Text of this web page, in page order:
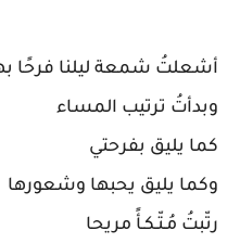
أشعلتُ شمعة ليلنا فرحًا
وبدأتُ ترتيب المساء
كما يليق بفرحتي
وكما يليق يحبها وشعورها
رتّبتُ مُـتّـكـأً مريحا